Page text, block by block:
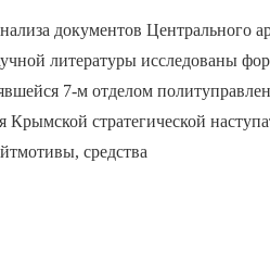
документов Центрального
литературы исследованы
7-м отделом
Крымской стратегической
средства